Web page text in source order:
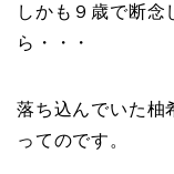
しかも９歳で断念
ら・・・
落ち込んでいた柚
ってのです。